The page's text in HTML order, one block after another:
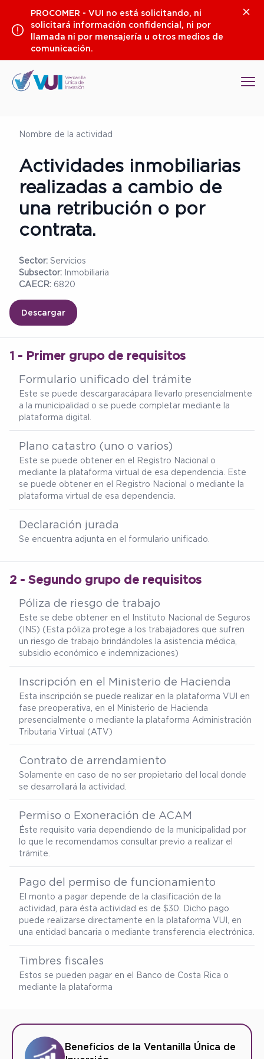
contenido
PROCOMER - VUI no está solicitando, ni
solicitará información confidencial, ni por
llamada ni por mensajería u otros medios de
comunicación.
Nombre de la actividad
Actividades inmobiliarias
realizadas a cambio de
una retribución o por
contrata.
Sector: Servicios
Subsector: Inmobiliaria
CAECR: 6820
Descargar
1 - Primer grupo de requisitos
Formulario unificado del trámite
Este se puede descargaracápara llevarlo presencialmente
a la municipalidad o se puede completar mediante la
plataforma digital.
Plano catastro (uno o varios)
Este se puede obtener en el Registro Nacional o
mediante la plataforma virtual de esa dependencia. Este
se puede obtener en el Registro Nacional o mediante la
plataforma virtual de esa dependencia.
Declaración jurada
Se encuentra adjunta en el formulario unificado.
2 - Segundo grupo de requisitos
Póliza de riesgo de trabajo
Este se debe obtener en el Instituto Nacional de Seguros
(INS) (Esta póliza protege a los trabajadores que sufren
un riesgo de trabajo brindándoles la asistencia médica,
subsidio económico e indemnizaciones)
Inscripción en el Ministerio de Hacienda
Esta inscripción se puede realizar en la plataforma VUI en
fase preoperativa, en el Ministerio de Hacienda
presencialmente o mediante la plataforma Administración
Tributaria Virtual (ATV)
Contrato de arrendamiento
Solamente en caso de no ser propietario del local donde
se desarrollará la actividad.
Permiso o Exoneración de ACAM
Éste requisito varia dependiendo de la municipalidad por
lo que le recomendamos consultar previo a realizar el
trámite.
Pago del permiso de funcionamiento
El monto a pagar depende de la clasificación de la
actividad, para ésta actividad es de $30. Dicho pago
puede realizarse directamente en la plataforma VUI, en
una entidad bancaria o mediante transferencia electrónica.
Timbres fiscales
Estos se pueden pagar en el Banco de Costa Rica o
mediante la plataforma
Beneficios de la Ventanilla Única de